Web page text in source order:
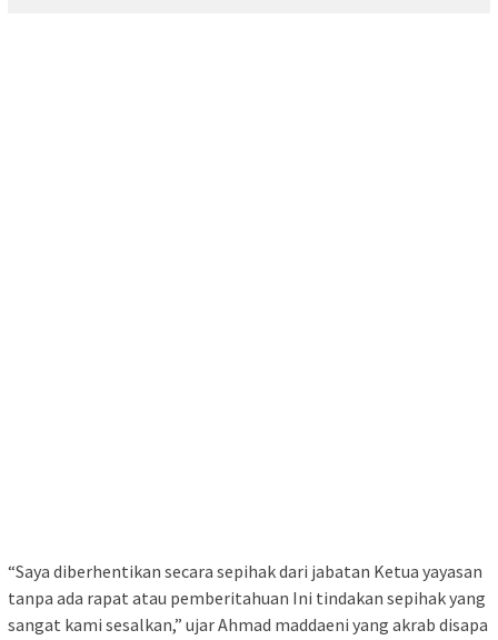
“Saya diberhentikan secara sepihak dari jabatan Ketua yayasan
tanpa ada rapat atau pemberitahuan Ini tindakan sepihak yang
sangat kami sesalkan,” ujar Ahmad maddaeni yang akrab disapa